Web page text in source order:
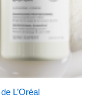
L’Oréal